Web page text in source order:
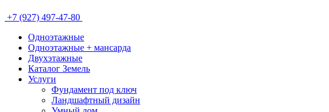
+7 (927) 497-47-80
Одноэтажные
Одноэтажные + мансарда
Двухэтажные
Каталог Земель
Услуги
Фундамент под ключ
Ландшафтный дизайн